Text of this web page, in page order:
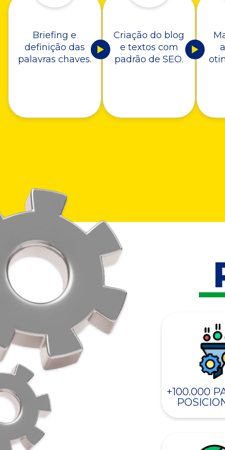
Briefing e
definição das
palavras chaves.
Criação do blog
e textos com
padrão de SEO.
+100.000